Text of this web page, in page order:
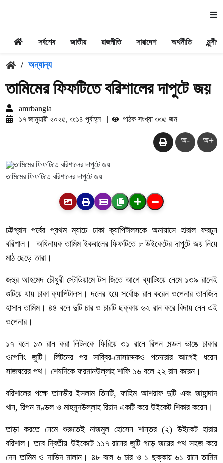
সর্বশেষ জাতীয় রাজনীতি সারাদেশ অর্থনীতি
/ অন্যান্য
তামিমের ফিফটিতে বরিশালের দাপুটে জয়
amrbangla
১৭ জানুয়ারী ২০২৫, ৩:১৪ পূর্বাহ্ন
| পাঠক সংখ্যা ৩৩৫ জন
অ- অ+
তামিমের ফিফটিতে বরিশালের দাপুটে জয়
চট্টগ্রাম পর্বের প্রথম ম্যাচে ঢাকা ক্যাপিটালসকে অনায়াসে হারাল ফরচুন
বরিশাল। অধিনায়ক তামিম ইকবালের ফিফটিতে ৮ উইকেটের দাপুটে জয় নিয়ে
মাঠ ছেড়ে তারা।
জহুর আহমেদ চৌধুরী স্টেডিয়ামে টস জিতে আগে ব্যাটিংয়ে নেমে ১৩৯ রানেই
গুটিয়ে যায় ঢাকা ক্যাপিটালস। দলের হয়ে সর্বোচ্চ রান করেন ওপেনার তানজিদ
হাসান তামিম। ৪৪ বলে দুটি চার ও চারটি ছক্কায় ৬২ রান করে বিদায় নেন এই
ওপেনার।
১৭ বলে ১৩ রান করা লিটনকে ফিরিয়ে ৩১ রানে রিপন মন্ডল ভাঙে ঢাকার
ওপেনিং জুটি। লিটনের পর সাব্বির-মোসাদ্দেকও পনেরোর আগেই ধরেন
সাজঘরের পথ। শেষদিকে ফরমানউল্লাহ শাফি ১৬ বলে ২২ রান করেন।
বরিশালের পক্ষে তানভীর ইসলাম তিনটি, ফাহিম আশরাফ দুটি এবং জাহান্দাদ
খান, রিপন মণ্ডল ও মাহমুদউল্লাহ রিয়াদ একটি করে উইকেট শিকার করেন।
তাড়া করতে নেমে শুরুতেই নাজমুল হোসেন শান্তর (২) উইকেট হারায়
বরিশাল। তবে দ্বিতীয় উইকেটে ১১৭ রানের জুটি গড়ে জয়ের পথ সহজ করে
দেন তামিম ও দাভিদ মালান। ৪৮ বলে ৬ চার ও ১ ছক্কায় ৬১ রানে তামিম